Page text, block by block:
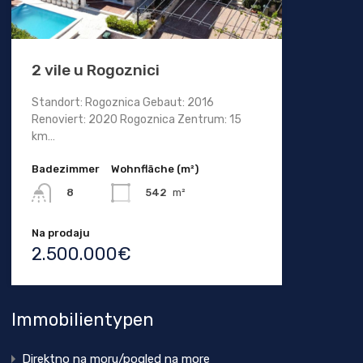
2 vile u Rogoznici
Standort: Rogoznica Gebaut: 2016
Renoviert: 2020 Rogoznica Zentrum: 15
km…
Badezimmer
8
Wohnfläche (m²)
542 m²
Na prodaju
2.500.000€
Immobilientypen
Direktno na moru/pogled na more